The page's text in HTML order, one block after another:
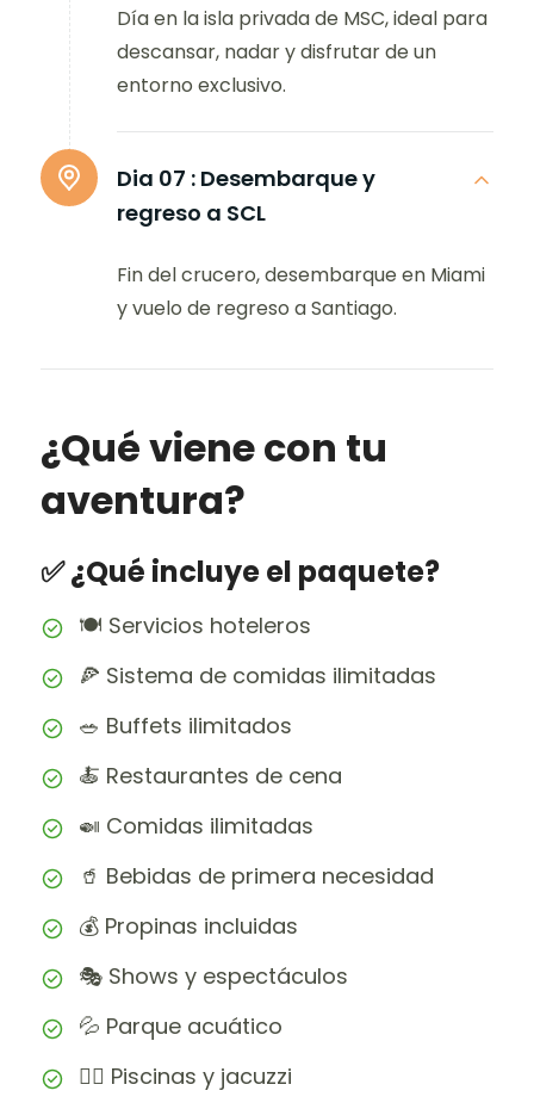
Día en la isla privada de MSC, ideal para
descansar, nadar y disfrutar de un
entorno exclusivo.
Dia 07 : Desembarque y
regreso a SCL
Fin del crucero, desembarque en Miami
y vuelo de regreso a Santiago.
¿Qué viene con tu
aventura?
✅ ¿Qué incluye el paquete?
🍽️ Servicios hoteleros
🍕 Sistema de comidas ilimitadas
🥗 Buffets ilimitados
🍝 Restaurantes de cena
🍛 Comidas ilimitadas
🥤 Bebidas de primera necesidad
💰 Propinas incluidas
🎭 Shows y espectáculos
💦 Parque acuático
🏊‍♀️ Piscinas y jacuzzi